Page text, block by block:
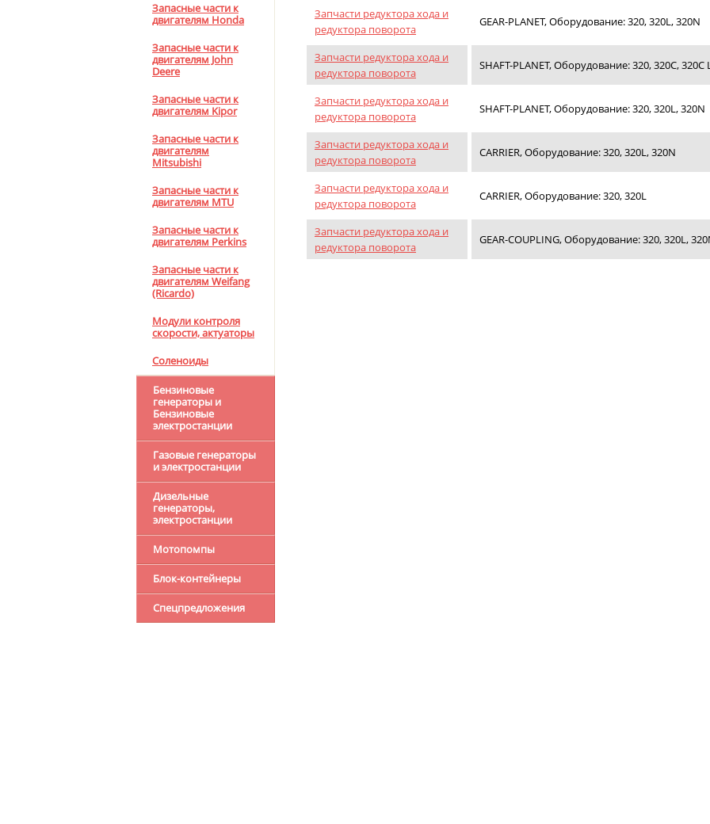
Запасные части к
двигателям Honda
Запасные части к
двигателям John
Deere
Запасные части к
двигателям Kipor
Запасные части к
двигателям
Mitsubishi
Запасные части к
двигателям MTU
Запасные части к
двигателям Perkins
Запасные части к
двигателям Weifang
(Ricardo)
Модули контроля
скорости, актуаторы
Соленоиды
Бензиновые
генераторы и
Бензиновые
электростанции
Газовые генераторы
и электростанции
Дизельные
генераторы,
электростанции
Мотопомпы
Блок-контейнеры
Спецпредложения
Запчасти редуктора хода и
редуктора поворота
GEAR-PLANET, Оборудование: 320, 320L, 320N
Запчасти редуктора хода и
редуктора поворота
SHAFT-PLANET, Оборудование: 320, 320C, 320C
Запчасти редуктора хода и
редуктора поворота
SHAFT-PLANET, Оборудование: 320, 320L, 320N
Запчасти редуктора хода и
редуктора поворота
CARRIER, Оборудование: 320, 320L, 320N
Запчасти редуктора хода и
редуктора поворота
CARRIER, Оборудование: 320, 320L
Запчасти редуктора хода и
редуктора поворота
GEAR-COUPLING, Оборудование: 320, 320L,